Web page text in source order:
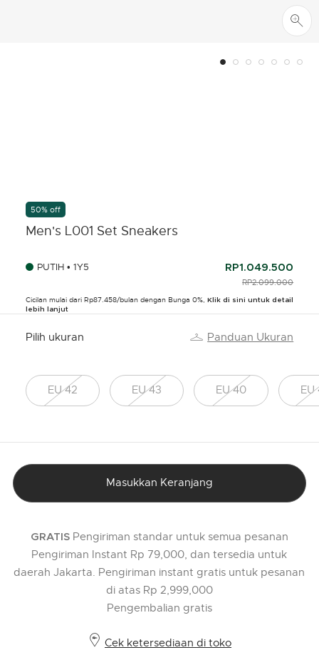
50% off
Men's L001 Set Sneakers
PUTIH • 1Y5 RP1.049.500
PRICE REDUCED
RP2.099.000
Cicilan mulai dari Rp87.458/bulan dengan Bunga 0%, Klik di sini untuk detail
lebih lanjut
Pilih ukuran Panduan Ukuran
EU 42 EU 43 EU 40 EU
Masukkan Keranjang
GRATISPengiriman standar untuk semua pesanan
Pengiriman Instant Rp 79,000, dan tersedia untuk
daerah Jakarta. Pengiriman instant gratis untuk pesanan
di atas Rp 2,999,000
Pengembalian gratis
Cek ketersediaan di toko